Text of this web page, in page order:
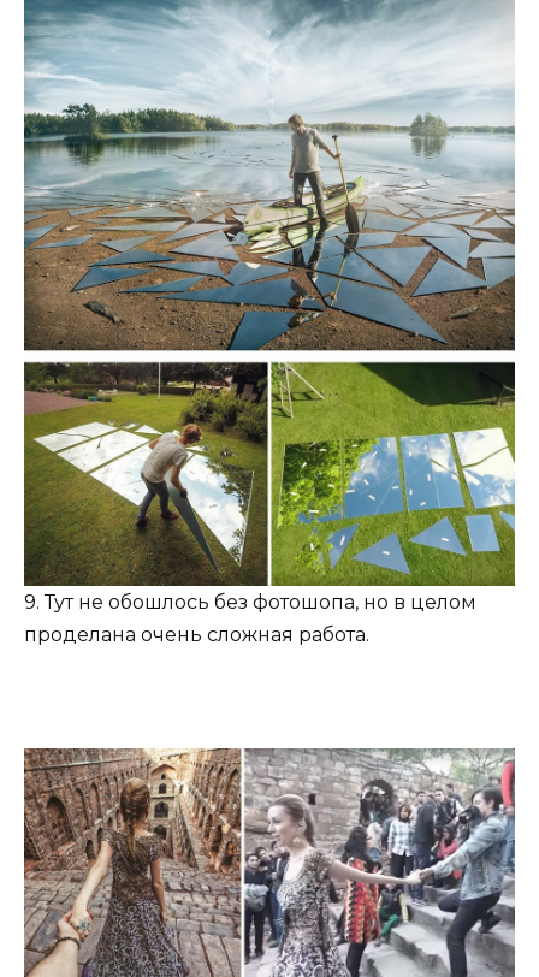
9. Тут не обошлось без фотошопа, но в целом
проделана очень сложная работа.